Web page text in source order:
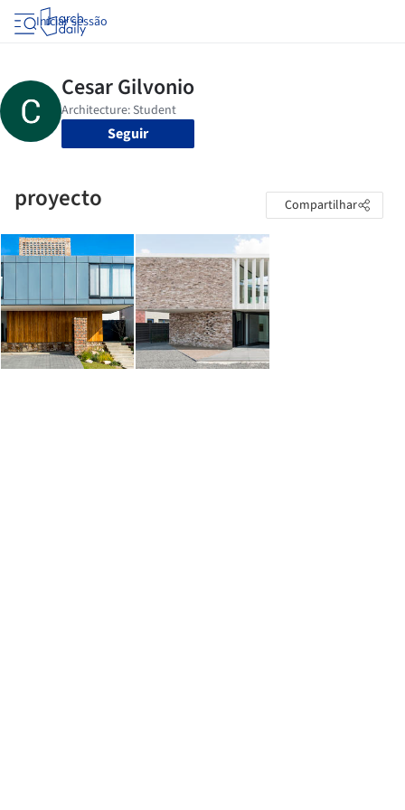
Iniciar sessão
Seguir
proyecto Compartilhar